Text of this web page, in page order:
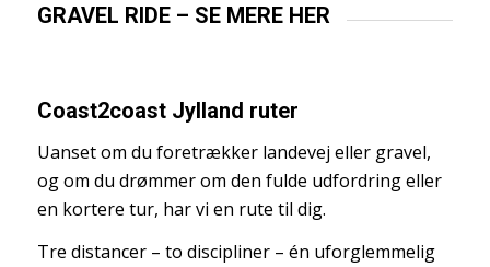
GRAVEL RIDE – SE MERE HER
Coast2coast Jylland ruter
Uanset om du foretrækker landevej eller gravel,
og om du drømmer om den fulde udfordring eller
en kortere tur, har vi en rute til dig.
Tre distancer – to discipliner – én uforglemmelig